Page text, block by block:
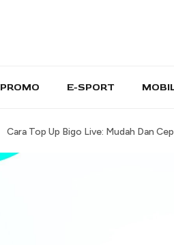
PROMO E-SPORT
Cara Top Up Bigo Live: Mudah Dan